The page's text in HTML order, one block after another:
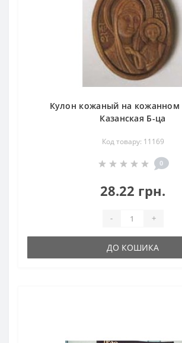
Кулон кожаный на кожанном
Казанская Б-ца
Код товару: 11169
0
28.22 грн.
- +
ДО КОШИКА